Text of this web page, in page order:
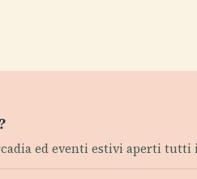
ed eventi estivi aperti